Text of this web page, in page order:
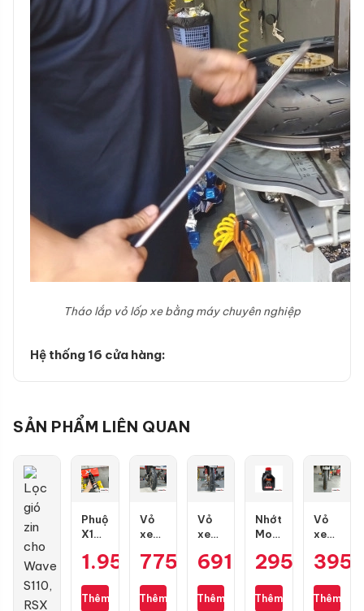
Tháo lắp vỏ lốp xe bằng máy chuyên nghiệp
Hệ thống 16 cửa hàng:
SẢN PHẨM LIÊN QUAN
Phuộc
X1R
bình
cho
Vario
1.950.000 ₫
Thêm
Vỏ
xe
TT902
100/70-
17
775.000₫
Thêm
Vỏ
xe
TT902
80/90-
17
691.000₫
Thêm
Nhớt
Motul
10W50
1L
295.000₫
Thêm
Vỏ
xe
70/90-
gai
kim
Thêm